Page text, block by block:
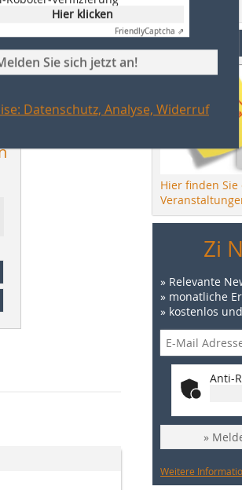
Lingl u. a. der
Wienerberger,
zum
Hier klicken
FriendlyCaptcha ⇗
Sie sich jetzt an!
Datenschutz, Analyse, Widerruf
Events
Hier finden
Zi
» Relevante
» monatliche
» kostenlos
Anti-
»
Weitere